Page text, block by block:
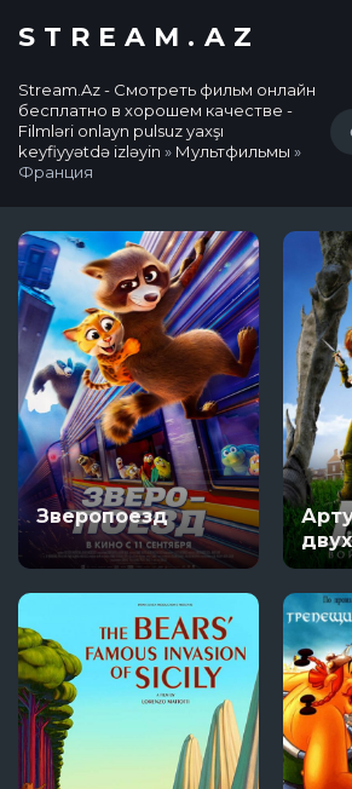
STREAM.AZ
Stream.Az - Смотреть фильм онлайн
бесплатно в хорошем качестве -
Filmləri onlayn pulsuz yaxşı
keyfiyyətdə izləyin » Мультфильмы »
Франция
Зверопоезд